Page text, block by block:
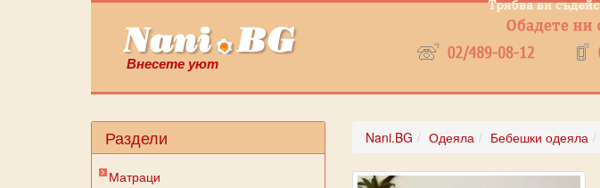
Внесете уют
Раздели
Матраци
Nani.BG Одеяла Бебешки одеяла